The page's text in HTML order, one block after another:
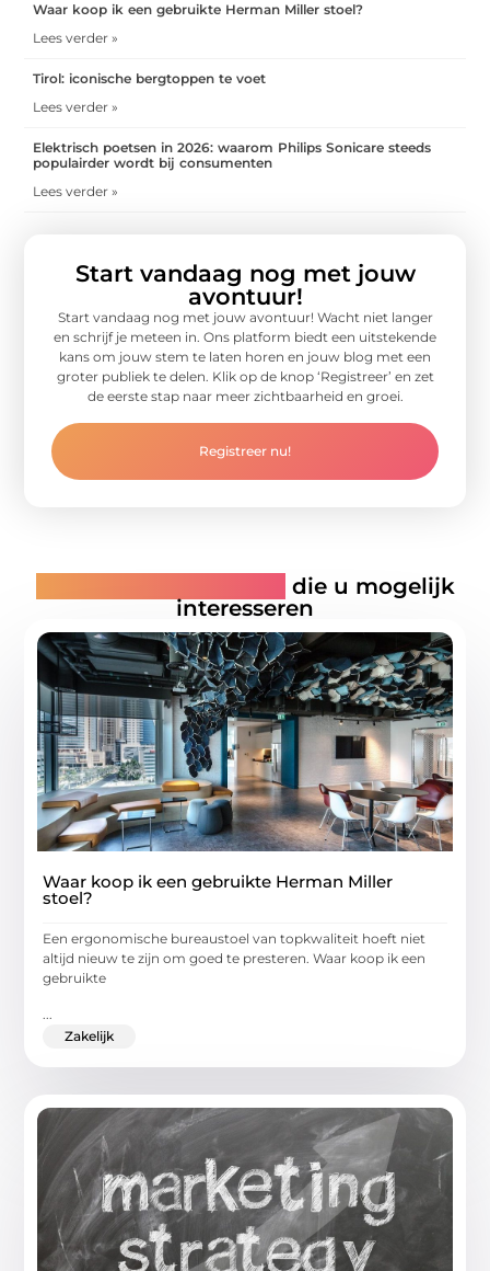
Waar koop ik een gebruikte Herman Miller stoel?
Lees verder »
Tirol: iconische bergtoppen te voet
Lees verder »
Elektrisch poetsen in 2026: waarom Philips Sonicare steeds
populairder wordt bij consumenten
Lees verder »
Start vandaag nog met jouw
avontuur!
Start vandaag nog met jouw avontuur! Wacht niet langer
en schrijf je meteen in. Ons platform biedt een uitstekende
kans om jouw stem te laten horen en jouw blog met een
groter publiek te delen. Klik op de knop ‘Registreer’ en zet
de eerste stap naar meer zichtbaarheid en groei.
Registreer nu!
die u mogelijk
interesseren
Waar koop ik een gebruikte Herman Miller
stoel?
Een ergonomische bureaustoel van topkwaliteit hoeft niet
altijd nieuw te zijn om goed te presteren. Waar koop ik een
gebruikte
Zakelijk